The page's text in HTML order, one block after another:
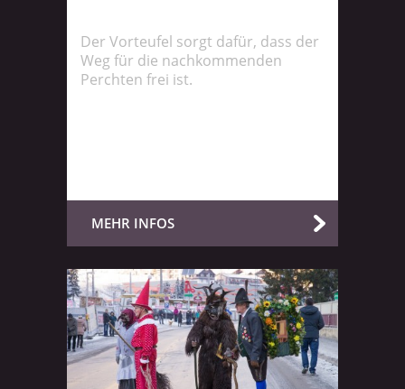
Der Vorteufel sorgt dafür, dass der
Weg für die nachkommenden
Perchten frei ist.
MEHR INFOS